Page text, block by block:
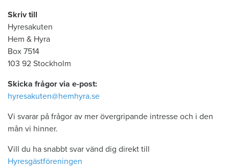
Skriv till
Hyresakuten
Hem & Hyra
Box 7514
103 92 Stockholm
Skicka frågor via e-post:
hyresakuten@hemhyra.se
Vi svarar på frågor av mer övergripande intresse och i den
mån vi hinner.
Vill du ha snabbt svar vänd dig direkt till
Hyresgästföreningen